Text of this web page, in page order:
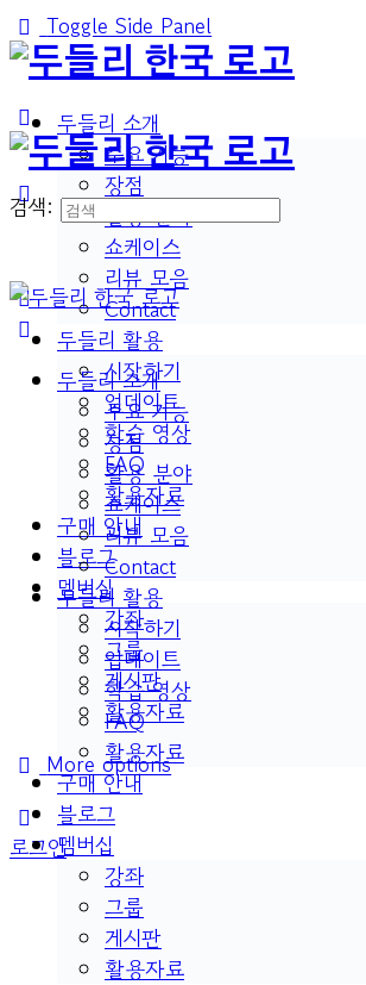
Toggle Side Panel
두들리 소개
주요 기능
장점
활용 분야
쇼케이스
리뷰 모음
Contact
두들리 활용
시작하기
업데이트
학습 영상
FAQ
활용자료
구매 안내
블로그
멤버십
강좌
그룹
게시판
활용자료
More options
로그인
검색:
두들리 소개
주요 기능
장점
활용 분야
쇼케이스
리뷰 모음
Contact
두들리 활용
시작하기
업데이트
학습 영상
FAQ
활용자료
구매 안내
블로그
멤버십
강좌
그룹
게시판
활용자료